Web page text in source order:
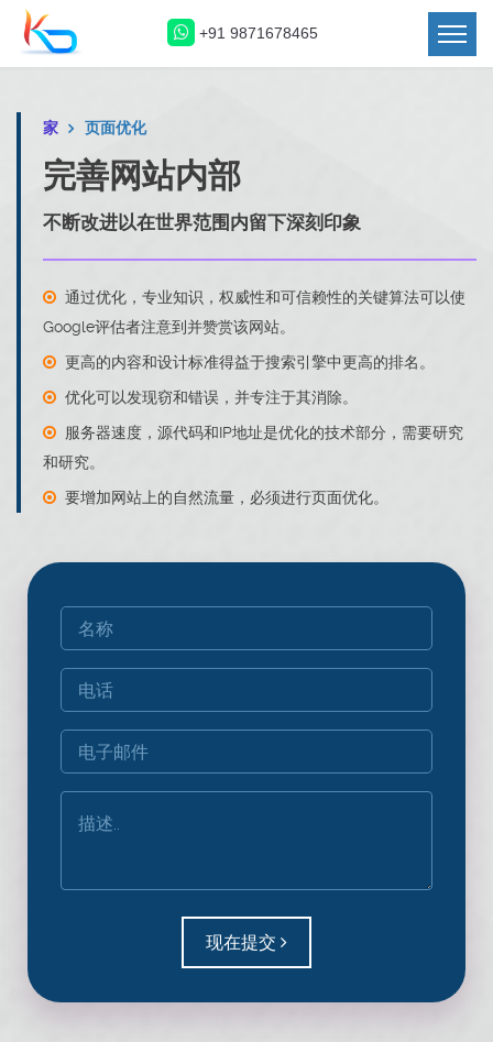
+91 9871678465
家 页面优化
完善网站内部
不断改进以在世界范围内留下深刻印象
通过优化，专业知识，权威性和可信赖性的关键算法可以使
Google评估者注意到并赞赏该网站。
更高的内容和设计标准得益于搜索引擎中更高的排名。
优化可以发现窃和错误，并专注于其消除。
服务器速度，源代码和IP地址是优化的技术部分，需要研究
和研究。
要增加网站上的自然流量，必须进行页面优化。
现在提交